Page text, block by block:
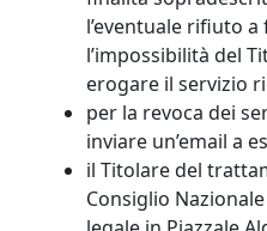
l’eventuale rifiuto
l’impossibilità del
erogare il servizio
per la revoca dei
inviare un’email a
il Titolare del
Consiglio